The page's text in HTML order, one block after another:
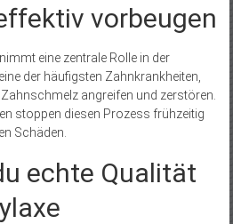
vorbeugen
eine zentrale Rolle in der
der häufigsten Zahnkrankheiten,
angreifen und zerstören.
stoppen diesen Prozess frühzeitig
Schäden.
echte Qualität